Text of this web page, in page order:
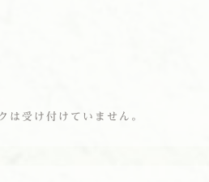
は受け付けていません。